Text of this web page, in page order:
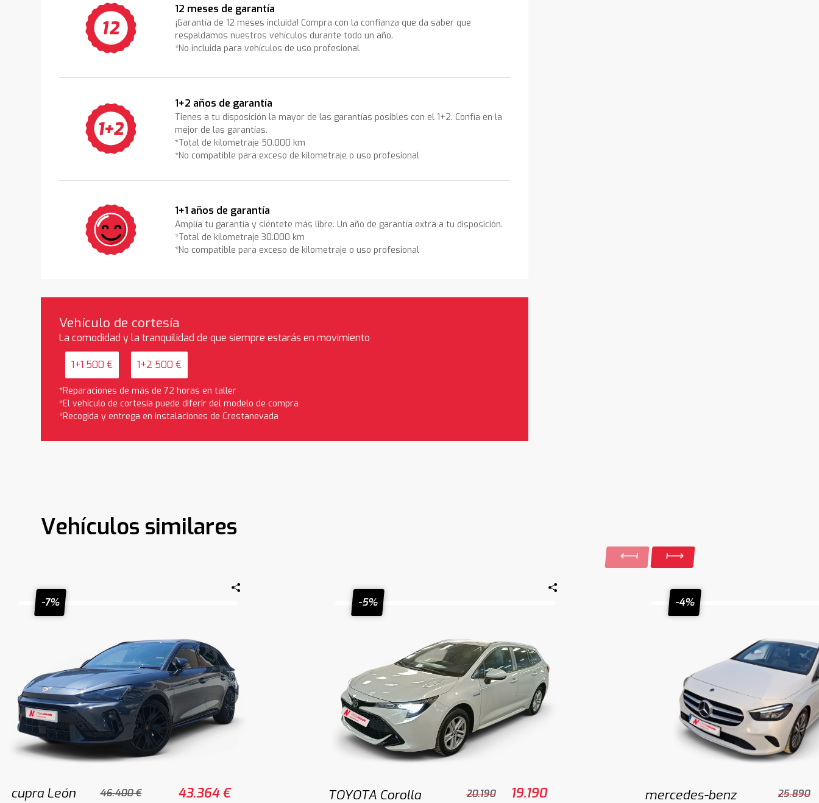
12 meses de garantía
¡Garantía de 12 meses incluida! Compra con la confianza que da saber que
respaldamos nuestros vehículos durante todo un año.
*No incluida para vehículos de uso profesional
1+2 años de garantía
Tienes a tu disposición la mayor de las garantías posibles con el 1+2. Confía en la
mejor de las garantías.
*Total de kilometraje 50.000 km
*No compatible para exceso de kilometraje o uso profesional
1+1 años de garantía
Amplía tu garantía y siéntete más libre. Un año de garantía extra a tu disposición.
*Total de kilometraje 30.000 km
*No compatible para exceso de kilometraje o uso profesional
Vehículo de cortesía
La comodidad y la tranquilidad de que siempre estarás en movimiento
1+1 500 € 1+2 500 €
*Reparaciones de más de 72 horas en taller
*El vehículo de cortesía puede diferir del modelo de compra
*Recogida y entrega en instalaciones de Crestanevada
Vehículos similares
-7%
cupra León 46.400 € 43.364 €
-5%
TOYOTA Corolla
20.190 19.190
-4%
mercedes-benz
25.890